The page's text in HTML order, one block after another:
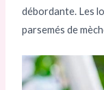
débordante. Les
parsemés de